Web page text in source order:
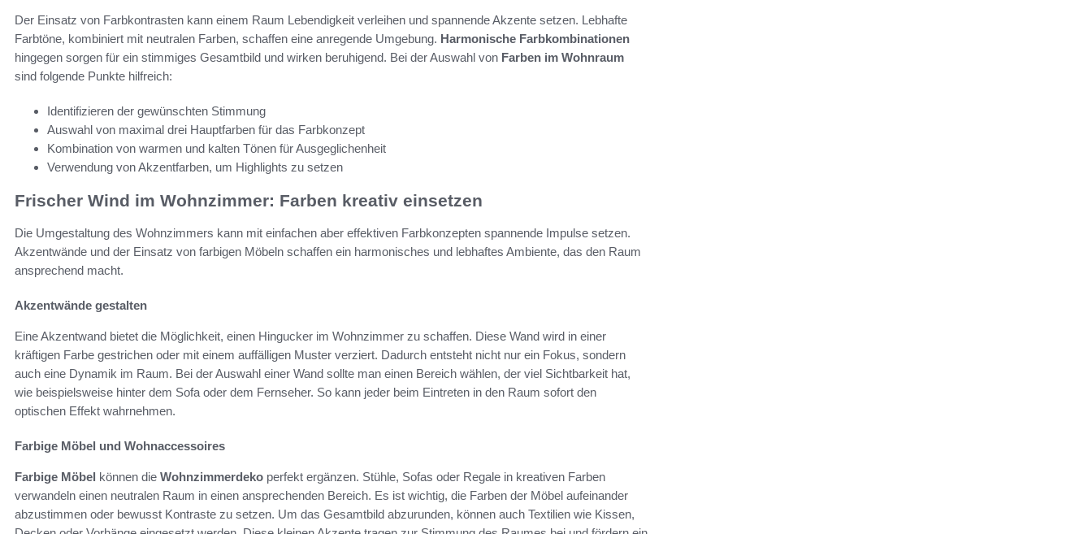
Der Einsatz von Farbkontrasten kann einem Raum Lebendigkeit verleihen und spannende Akzente setzen. Lebhafte
Farbtöne, kombiniert mit neutralen Farben, schaffen eine anregende Umgebung. Harmonische Farbkombinationen
hingegen sorgen für ein stimmiges Gesamtbild und wirken beruhigend. Bei der Auswahl von Farben im Wohnraum
sind folgende Punkte hilfreich:
Identifizieren der gewünschten Stimmung
Auswahl von maximal drei Hauptfarben für das Farbkonzept
Kombination von warmen und kalten Tönen für Ausgeglichenheit
Verwendung von Akzentfarben, um Highlights zu setzen
Frischer Wind im Wohnzimmer: Farben kreativ einsetzen
Die Umgestaltung des Wohnzimmers kann mit einfachen aber effektiven Farbkonzepten spannende Impulse setzen.
Akzentwände und der Einsatz von farbigen Möbeln schaffen ein harmonisches und lebhaftes Ambiente, das den Raum
ansprechend macht.
Akzentwände gestalten
Eine Akzentwand bietet die Möglichkeit, einen Hingucker im Wohnzimmer zu schaffen. Diese Wand wird in einer
kräftigen Farbe gestrichen oder mit einem auffälligen Muster verziert. Dadurch entsteht nicht nur ein Fokus, sondern
auch eine Dynamik im Raum. Bei der Auswahl einer Wand sollte man einen Bereich wählen, der viel Sichtbarkeit hat,
wie beispielsweise hinter dem Sofa oder dem Fernseher. So kann jeder beim Eintreten in den Raum sofort den
optischen Effekt wahrnehmen.
Farbige Möbel und Wohnaccessoires
Farbige Möbel können die Wohnzimmerdeko perfekt ergänzen. Stühle, Sofas oder Regale in kreativen Farben
verwandeln einen neutralen Raum in einen ansprechenden Bereich. Es ist wichtig, die Farben der Möbel aufeinander
abzustimmen oder bewusst Kontraste zu setzen. Um das Gesamtbild abzurunden, können auch Textilien wie Kissen,